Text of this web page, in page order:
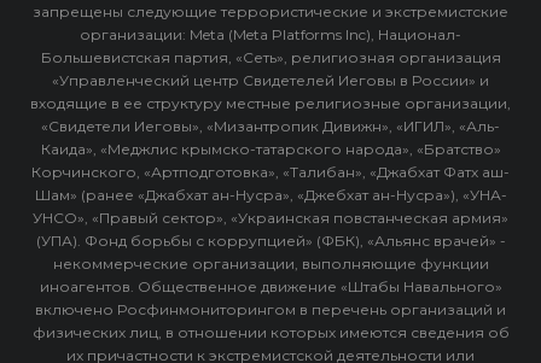
запрещены следующие террористические и экстремистские
организации: Meta (Meta Platforms Inc), Национал-
Большевистская партия, «Сеть», религиозная организация
«Управленческий центр Свидетелей Иеговы в России» и
входящие в ее структуру местные религиозные организации,
«Свидетели Иеговы», «Мизантропик Дивижн», «ИГИЛ», «Аль-
Каида», «Меджлис крымско-татарского народа», «Братство»
Корчинского, «Артподготовка», «Талибан», «Джабхат Фатх аш-
Шам» (ранее «Джабхат ан-Нусра», «Джебхат ан-Нусра»), «УНА-
УНСО», «Правый сектор», «Украинская повстанческая армия»
(УПА). Фонд борьбы с коррупцией» (ФБК), «Альянс врачей» -
некоммерческие организации, выполняющие функции
иноагентов. Общественное движение «Штабы Навального»
включено Росфинмониторингом в перечень организаций и
физических лиц, в отношении которых имеются сведения об
их причастности к экстремистской деятельности или